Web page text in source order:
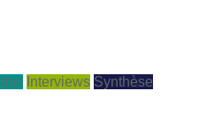
Interviews Synthèse